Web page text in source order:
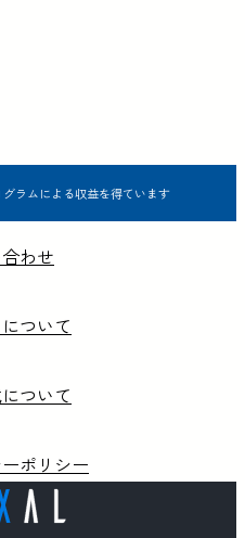
ラムによる収益を得ています
わせ
ついて
ついて
ポリシー